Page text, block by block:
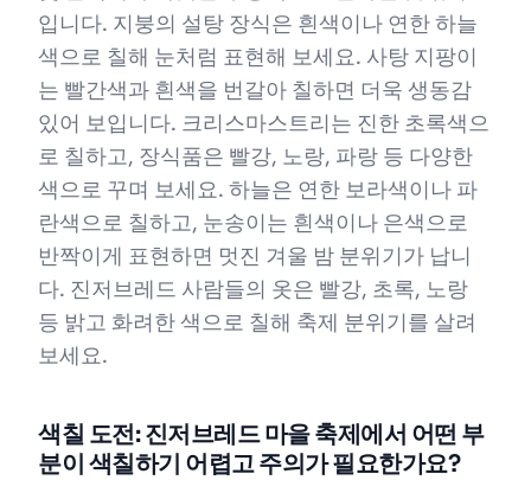
입니다. 지붕의 설탕 장식은 흰색이나 연한 하늘
색으로 칠해 눈처럼 표현해 보세요. 사탕 지팡이
는 빨간색과 흰색을 번갈아 칠하면 더욱 생동감
있어 보입니다. 크리스마스트리는 진한 초록색으
로 칠하고, 장식품은 빨강, 노랑, 파랑 등 다양한
색으로 꾸며 보세요. 하늘은 연한 보라색이나 파
란색으로 칠하고, 눈송이는 흰색이나 은색으로
반짝이게 표현하면 멋진 겨울 밤 분위기가 납니
다. 진저브레드 사람들의 옷은 빨강, 초록, 노랑
등 밝고 화려한 색으로 칠해 축제 분위기를 살려
보세요.
색칠 도전: 진저브레드 마을 축제에서 어떤 부
분이 색칠하기 어렵고 주의가 필요한가요?